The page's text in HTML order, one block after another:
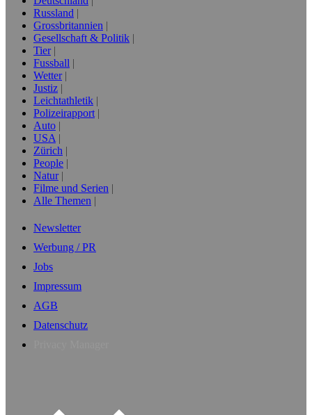
Russland
Grossbritannien
Gesellschaft & Politik
Tier
Fussball
Wetter
Justiz
Leichtathletik
Polizeirapport
Auto
USA
Zürich
People
Natur
Filme und Serien
Alle Themen
Newsletter
Werbung / PR
Jobs
Impressum
AGB
Datenschutz